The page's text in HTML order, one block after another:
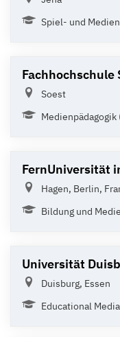
Spiel- und
Soest
FernUniversität
Hagen, Berlin,
Bildung und
Universität
Duisburg, Essen
Educational